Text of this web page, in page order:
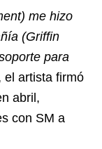
me hizo
(Griffin
para
el artista firmó
abril,
con SM a